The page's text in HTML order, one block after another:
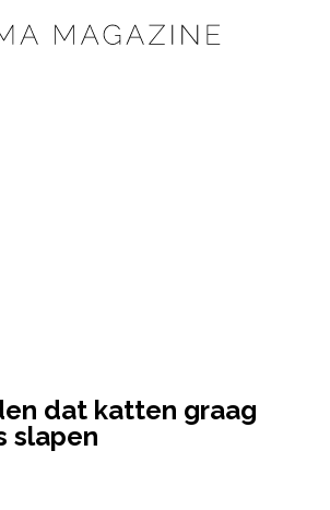
menu
dat katten graag
slapen